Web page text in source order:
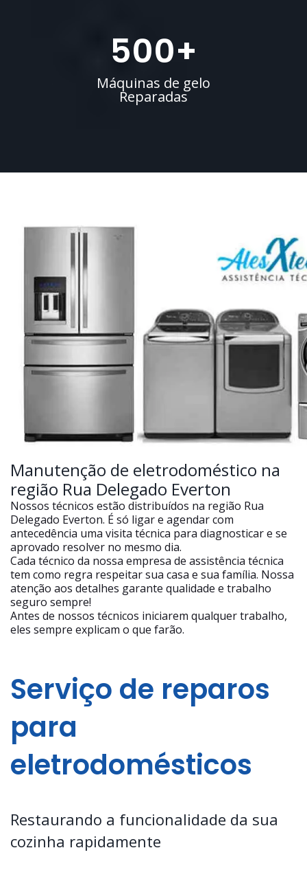
500+
Máquinas de gelo
Reparadas
Manutenção de eletrodoméstico na
região Rua Delegado Everton
Nossos técnicos estão distribuídos na região Rua
Delegado Everton. É só ligar e agendar com
antecedência uma visita técnica para diagnosticar e se
aprovado resolver no mesmo dia.
Cada técnico da nossa empresa de assistência técnica
tem como regra respeitar sua casa e sua família. Nossa
atenção aos detalhes garante qualidade e trabalho
seguro sempre!
Antes de nossos técnicos iniciarem qualquer trabalho,
eles sempre explicam o que farão.
Serviço de reparos
para
eletrodomésticos
Restaurando a funcionalidade da sua
cozinha rapidamente